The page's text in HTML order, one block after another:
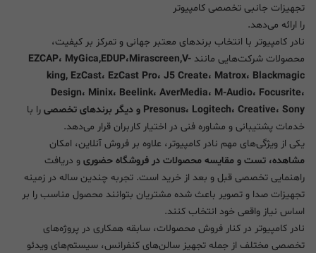
تجهیزات جانبی تخصصی کامپیوتر
را ارائه می‌دهد.
نادر کامپیوتر با انتخاب برندهای معتبر جهانی و تمرکز بر کیفیت،
محصولات شرکت‌هایی مانند EZCAP، MyGica,EDUP،Mirascreen,V-
king, EzCast، EzCast Pro، J5 Create، Matrox، Blackmagic
Design، Minix، Beelink، AverMedia، M-Audio، Focusrite،
Presonus، Logitech، Creative، Sony و دیگر برندهای تخصصی
را با
خدمات پشتیبانی و مشاوره فنی در اختیار کاربران قرار می‌دهد.
یکی از ویژگی‌های مهم نادر کامپیوتر، علاوه بر فروش آنلاین، امکان
مشاهده، تست و مقایسه محصولات در فروشگاه حضوری و دریافت
راهنمایی تخصصی قبل و بعد از خرید است. تجربه چندین ساله در زمینه
تجهیزات صدا و تصویر باعث شده مشتریان بتوانند محصول مناسب را بر
اساس نیاز واقعی خود انتخاب کنند.
نادر کامپیوتر در کنار فروش محصولات، سابقه همکاری در پروژه‌های
تخصصی مختلف از جمله تجهیز سالن‌های کنفرانس، سیستم‌های ویدئو